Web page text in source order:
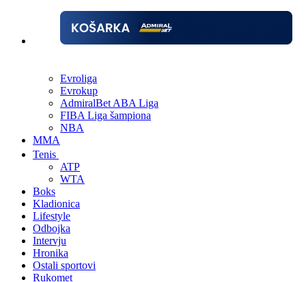
Evroliga
Evrokup
AdmiralBet ABA Liga
FIBA Liga šampiona
NBA
MMA
Tenis
ATP
WTA
Boks
Kladionica
Lifestyle
Odbojka
Intervju
Hronika
Ostali sportovi
Rukomet